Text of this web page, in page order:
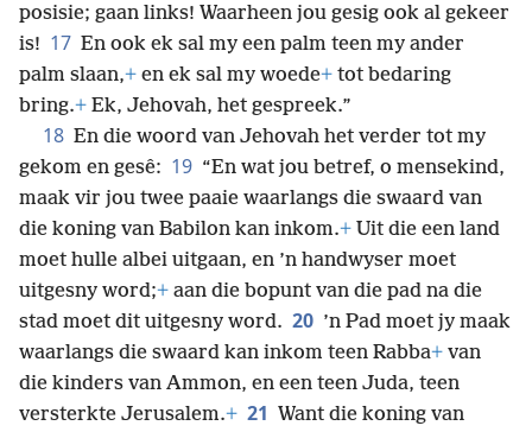
posisie; gaan links! Waarheen jou gesig ook al gekeer
is! 17 En ook ek sal my een palm teen my ander
palm slaan,+ en ek sal my woede+ tot bedaring
bring.+ Ek, Jehovah, het gespreek.”
18 En die woord van Jehovah het verder tot my
gekom en gesê: 19 “En wat jou betref, o mensekind,
maak vir jou twee paaie waarlangs die swaard van
die koning van Babilon kan inkom.+ Uit die een land
moet hulle albei uitgaan, en ’n handwyser moet
uitgesny word;+ aan die bopunt van die pad na die
stad moet dit uitgesny word. 20 ’n Pad moet jy maak
waarlangs die swaard kan inkom teen Rabba+ van
die kinders van Ammon, en een teen Juda, teen
versterkte Jerusalem.+ 21 Want die koning van